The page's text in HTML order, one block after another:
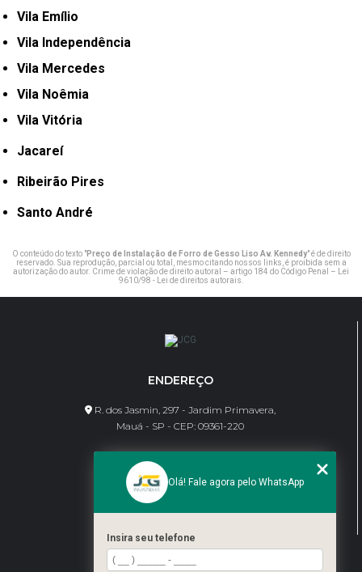
Vila Emílio
Vila Independência
Vila Mercedes
Vila Noêmia
Vila Vitória
Jacareí
Ribeirão Pires
Santo André
O conteúdo do texto "Preço de Instalação de Forro de Gesso Liso Av. Kennedy" é de direito
reservado. Sua reprodução, parcial ou total, mesmo citando nossos links, é proibida sem a
autorização do autor. Crime de violação de direito autoral – artigo 184 do Código Penal – Lei
9610/98 - Lei de direitos autorais.
ENDEREÇO
R. dos Jasmin, 297 - Jardim Primavera,
Mauá - SP - CEP: 09361-220
CONTATO
(11) 95462-8630
bene@jcgdivisorias.com
Olá! Fale agora pelo WhatsApp
Insira seu telefone